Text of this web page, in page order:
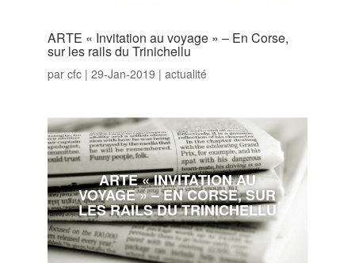
ARTE « Invitation au voyage » – En Corse,
sur les rails du Trinichellu
par cfc| 29-Jan-2019 | actualité
ARTE « INVITATION AU
VOYAGE » – EN CORSE, SUR
LES RAILS DU TRINICHELLU